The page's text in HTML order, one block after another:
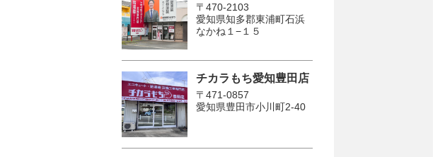
〒470-2103
愛知県知多郡東浦町石浜
なかね１−１５
チカラもち愛知豊田店
〒471-0857
愛知県豊田市小川町2‐40